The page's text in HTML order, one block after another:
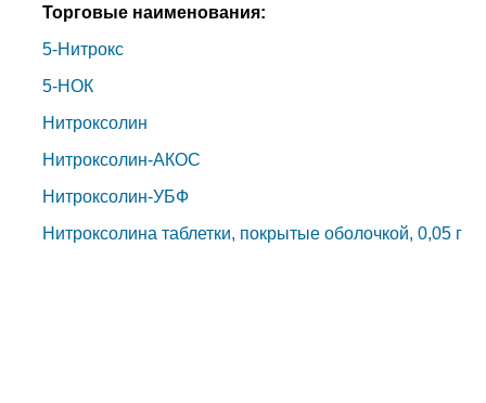
Торговые наименования:
5-Нитрокс
5-НОК
Нитроксолин
Нитроксолин-АКОС
Нитроксолин-УБФ
Нитроксолина таблетки, покрытые оболочкой, 0,05 г